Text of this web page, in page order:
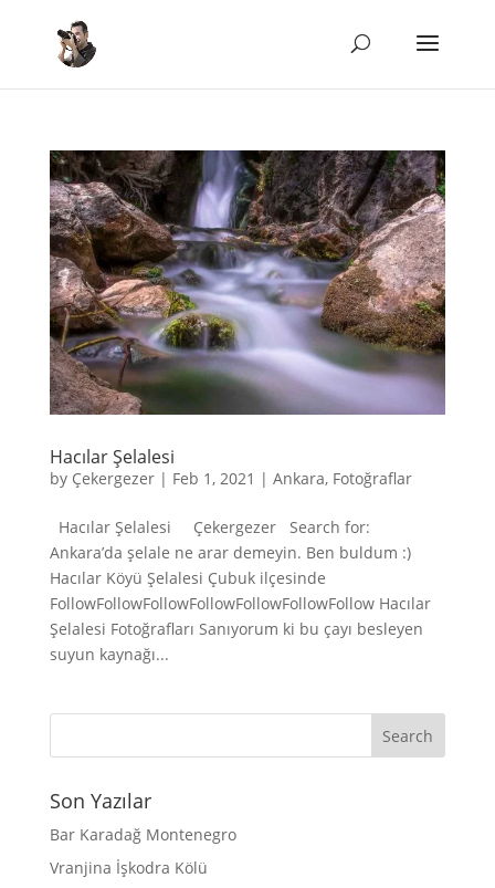
Hacılar Şelalesi
by Çekergezer| Feb 1, 2021 | Ankara, Fotoğraflar
Hacılar Şelalesi Çekergezer Search for:
Ankara’da şelale ne arar demeyin. Ben buldum :)
Hacılar Köyü Şelalesi Çubuk ilçesinde
FollowFollowFollowFollowFollowFollowFollow Hacılar
Şelalesi Fotoğrafları Sanıyorum ki bu çayı besleyen
suyun kaynağı...
Son Yazılar
Bar Karadağ Montenegro
Vranjina İşkodra Kölü